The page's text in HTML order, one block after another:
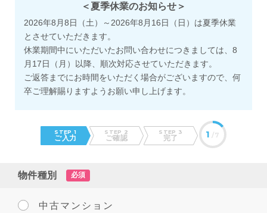
＜夏季休業のお知らせ＞
2026年8月8日（土）～2026年8月16日（日）は夏季休業
とさせていただきます。
休業期間中にいただいたお問い合わせにつきましては、8
月17日（月）以降、順次対応させていただきます。
ご返答までにお時間をいただく場合がございますので、何
卒ご理解賜りますようお願い申し上げます。
STEP 1
ご入力
STEP 2
ご確認
STEP 3
完了 1 /7
物件種別 必須
中古マンション